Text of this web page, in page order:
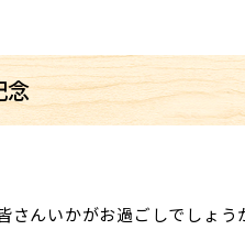
念
さんいかがお過ごしでしょ